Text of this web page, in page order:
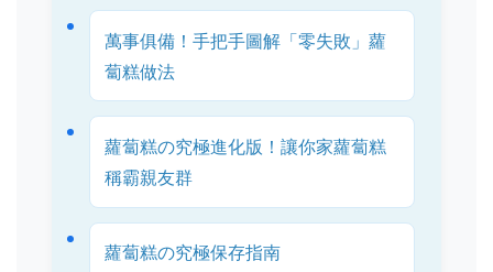
萬事俱備！手把手圖解「零失敗」蘿
蔔糕做法
蘿蔔糕の究極進化版！讓你家蘿蔔糕
稱霸親友群
蘿蔔糕の究極保存指南